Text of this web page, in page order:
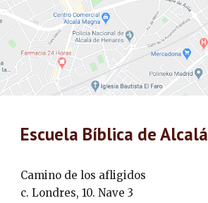
Escuela Bíblica de Alcalá
Camino de los afligidos
c. Londres, 10. Nave 3